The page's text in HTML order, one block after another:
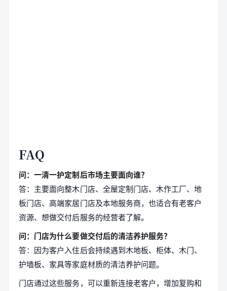
FAQ
问：一清一护定制后市场主要面向谁？
答：主要面向整木门店、全屋定制门店、木作工厂、地
板门店、高端家居门店及本地服务商，也适合有老客户
资源、想做交付后服务的经营者了解。
问：门店为什么要做交付后的清洁养护服务？
答：因为客户入住后会持续遇到木地板、柜体、木门、
护墙板、家具等家庭材质的清洁养护问题。
门店通过这些服务，可以重新连接老客户，增加复购和